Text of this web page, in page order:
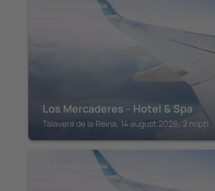
TALAVERA DE LA REINA
Los Mercaderes - Hotel & Spa
Talavera de la Reina, 14 august 2026, 2 nopți
TALAVERA DE LA REINA